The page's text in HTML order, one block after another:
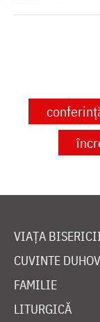
VIAȚA
CUVINTE
FAMILIE
LITURGICĂ